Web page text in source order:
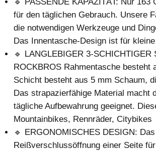
für den täglichen Gebrauch. Unsere
die notwendigen Werkzeuge und
Das Innentasche-Design ist für
🔹 LANGLEBIGER 3-
ROCKBROS Rahmentasche
Schicht besteht aus 5 mm Schaum,
Das strapazierfähige Material macht
tägliche Aufbewahrung geeignet.
Mountainbikes, Rennräder, Citybikes
🔹 ERGONOMISCHES DESIGN:
Reißverschlussöffnung einer Seite